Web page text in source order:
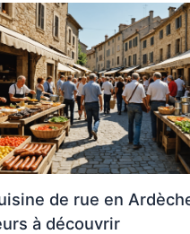
de rue en
à découvrir